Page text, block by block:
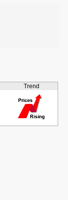
Trend